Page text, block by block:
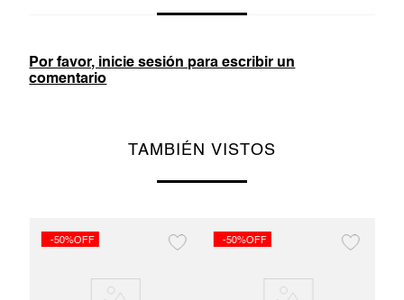
Por favor, inicie sesión para escribir un
comentario
TAMBIÉN VISTOS
-50%OFF -50%OFF